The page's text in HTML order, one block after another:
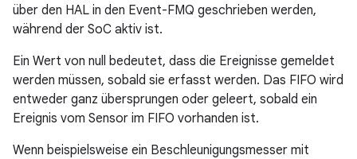
über den HAL in den Event-FMQ geschrieben werden,
während der SoC aktiv ist.
Ein Wert von null bedeutet, dass die Ereignisse gemeldet
werden müssen, sobald sie erfasst werden. Das FIFO wird
entweder ganz übersprungen oder geleert, sobald ein
Ereignis vom Sensor im FIFO vorhanden ist.
Wenn beispielsweise ein Beschleunigungsmesser mit